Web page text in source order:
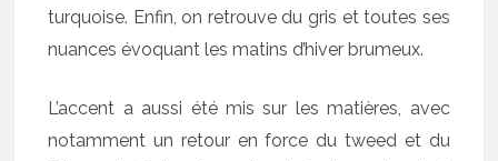
turquoise. Enfin, on retrouve du gris et toutes ses
nuances évoquant les matins d’hiver brumeux.
L’accent a aussi été mis sur les matières, avec
notamment un retour en force du tweed et du